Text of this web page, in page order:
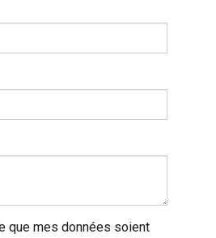
que mes données soient